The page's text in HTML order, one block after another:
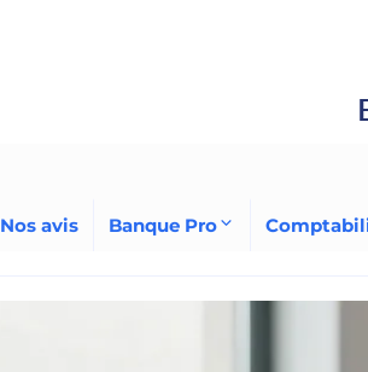
Nos avis Banque Pro